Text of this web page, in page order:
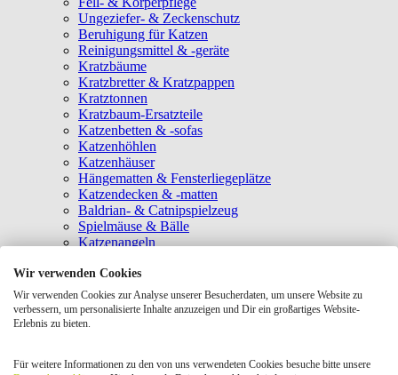
Ungeziefer- & Zeckenschutz
Beruhigung für Katzen
Reinigungsmittel & -geräte
Kratzbäume
Kratzbretter & Kratzpappen
Kratztonnen
Kratzbaum-Ersatzteile
Katzenbetten & -sofas
Katzenhöhlen
Katzenhäuser
Hängematten & Fensterliegeplätze
Katzendecken & -matten
Baldrian- & Catnipspielzeug
Spielmäuse & Bälle
Katzenangeln
Laserpointer & Elektrospielzeug
Katzentunnel
Clicker & Target Sticks für Katzen
Weiteres Katzenspielzeug
Tragetaschen
Wir verwenden Cookies
Wir verwenden Cookies zur Analyse unserer Besucherdaten, um unsere Website zu
verbessern, um personalisierte Inhalte anzuzeigen und Dir ein großartiges Website-
Erlebnis zu bieten.
Für weitere Informationen zu den von uns verwendeten Cookies besuche bitte unsere